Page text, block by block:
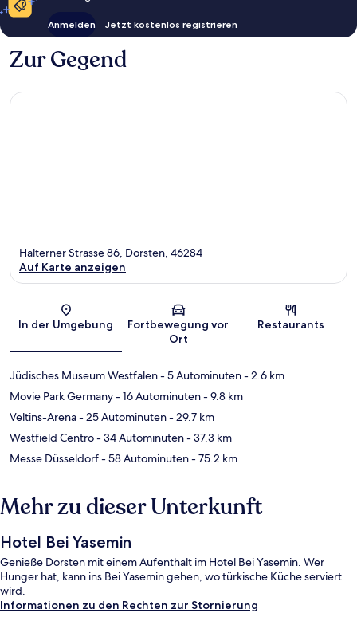
Anmelden Jetzt kostenlos registrieren
Zur Gegend
Karte
Halterner Strasse 86, Dorsten, 46284
Auf Karte anzeigen
In der Umgebung
Fortbewegung vor
Ort
Restaurants
Jüdisches Museum Westfalen- 5 Autominuten- 2.6 km
Movie Park Germany- 16 Autominuten- 9.8 km
Veltins-Arena- 25 Autominuten- 29.7 km
Westfield Centro- 34 Autominuten- 37.3 km
Messe Düsseldorf- 58 Autominuten- 75.2 km
Mehr zu dieser Unterkunft
Hotel Bei Yasemin
Genieße Dorsten mit einem Aufenthalt im Hotel Bei Yasemin. Wer
Hunger hat, kann ins Bei Yasemin gehen, wo türkische Küche serviert
wird.
Informationen zu den Rechten zur Stornierung